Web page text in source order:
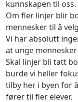
kunnskapen til oss.
Om fler linjer blir
mennesker til å
Vi har absolutt
at unge
Skal linjer bli tatt
burde vi heller
tilby her i byen for
fører til fler elever.